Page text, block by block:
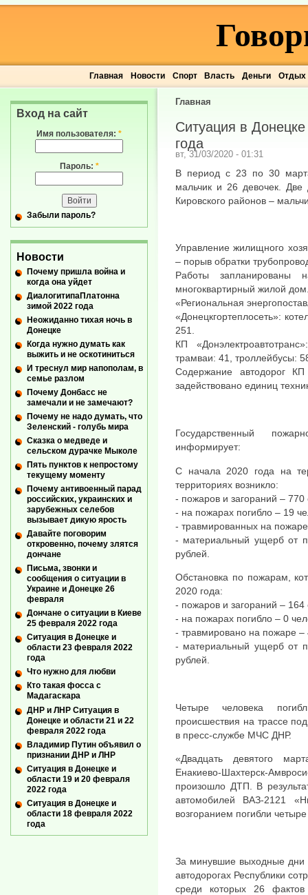
Главная Новости Спорт Власть Деньги Отдых
Главная
Ситуация в
года
вт, 31/03/2020 - 01:31
В период с 23 по 30
мальчик и 26 девочек. Две
Кировского районов –
Управление жилищного
– порыв обратки
Работы
многоквартирный жилой
«Региональная
«Донецкгортеплосеть»:
251.
КП
трамваи: 41, троллейбусы:
Содержание автодорог
задействовано единиц
Государственный
информирует:
С начала 2020 года на
территориях возникло:
- пожаров и загораний – 770
- на пожарах погибло – 19
- травмированных на
- материальный ущерб от
рублей.
Обстановка по пожарам,
2020 года:
- пожаров и загораний – 164
- на пожарах погибло – 0
- травмировано на пожаре –
- материальный ущерб от
рублей.
Четыре человека
происшествия на трассе
в пресс-службе МЧС ДНР.
«Двадцать девятого
Енакиево-Шахтерск-
произошло ДТП. В
автомобилей ВАЗ-2121
возгоранием погибли
За минувшие выходные
автодорогах Республики
среди которых 26 фактов
Вход на сайт
Имя пользователя: *
Пароль: *
Забыли пароль?
Новости
Почему пришла война и
когда она уйдет
ДиалогитипаПлатонна
зимой 2022 года
Неожиданно тихая ночь в
Донецке
Когда нужно думать как
выжить и не оскотиниться
И треснул мир напополам, в
семье разлом
Почему Донбасс не
замечали и не замечают?
Почему не надо думать, что
Зеленский - голубь мира
Сказка о медведе и
сельском дурачке Мыколе
Пять пунктов к непростому
текущему моменту
Почему антивоенный парад
российских, украинских и
зарубежных селебов
вызывает дикую ярость
Давайте поговорим
откровенно, почему злятся
дончане
Письма, звонки и
сообщения о ситуации в
Украине и Донецке 26
февраля
Дончане о ситуации в Киеве
25 февраля 2022 года
Ситуация в Донецке и
области 23 февраля 2022
года
Что нужно для любви
Кто такая фосса с
Мадагаскара
ДНР и ЛНР Ситуация в
Донецке и области 21 и 22
февраля 2022 года
Владимир Путин объявил о
признании ДНР и ЛНР
Ситуация в Донецке и
области 19 и 20 февраля
2022 года
Ситуация в Донецке и
области 18 февраля 2022
года